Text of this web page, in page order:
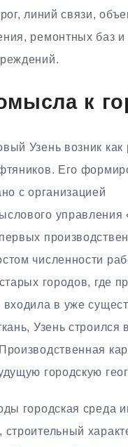
линий связи,
ремонтных баз и
к
Узень возник как
Его
с организацией
управления
численности
городов, где
входила в уже
Узень строился
городскую
городская среда
строительный